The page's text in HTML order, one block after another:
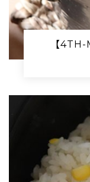
【